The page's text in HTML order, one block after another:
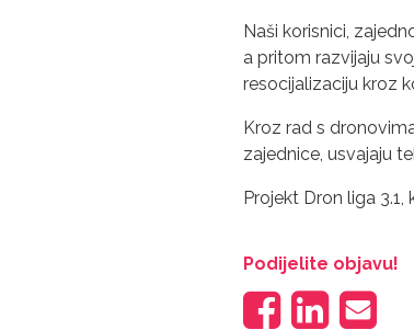
Naši korisnici,
a pritom razvijaju
resocijalizaciju kroz
Kroz rad s
zajednice, usvajaju
Projekt Dron liga
Podijelite objavu!